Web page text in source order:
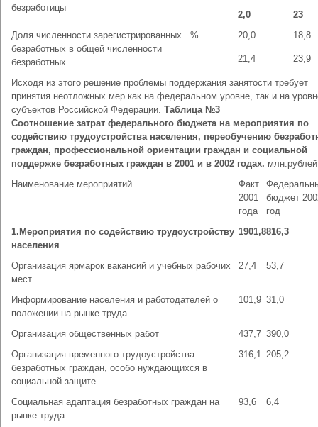
безработицы
2,0
23
Доля численности зарегистрированных
безработных в общей численности
безработных
% 20,0 18,8
21,4 23,9
Исходя из этого решение проблемы поддержания занятости требует
принятия неотложных мер как на федеральном уровне, так и на
субъектов Российской Федерации. Таблица №3
Соотношение затрат федерального бюджета на мероприятия по
содействию трудоустройства населения, переобучению
граждан, профессиональной ориентации граждан и социальной
поддержке безработных граждан в 2001 и в 2002 годах. млн.рублей
Наименование мероприятий
Факт
2001
года
бюджет
год
1.Мероприятия по содействию трудоустройству
населения
1901,8816,3
Организация ярмарок вакансий и учебных рабочих
мест
27,4 53,7
Информирование населения и работодателей о
положении на рынке труда
101,9 31,0
Организация общественных работ 437,7 390,0
Организация временного трудоустройства
безработных граждан, особо нуждающихся в
социальной защите
316,1 205,2
Социальная адаптация безработных граждан на
рынке труда
93,6 6,4